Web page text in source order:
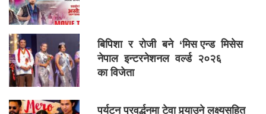
बिपिशा र रोजी बने ‘मिस एन्ड मिसेस
नेपाल इन्टरनेशनल वर्ल्ड २०२६
का विजेता
पर्यटन प्रवर्द्धनमा टेवा पुर्‍याउने लक्ष्यसहित